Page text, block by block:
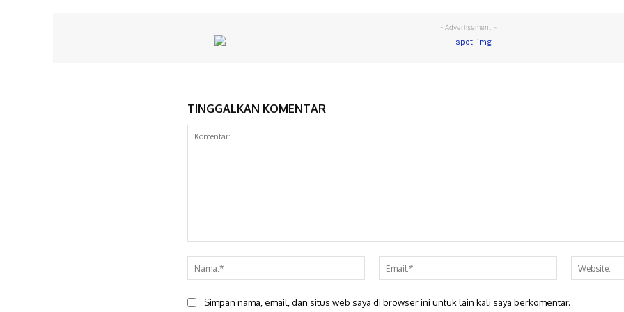
- Advertisement -
TINGGALKAN KOMENTAR
Simpan nama, email, dan situs web saya di browser ini untuk lain kali saya berkomentar.